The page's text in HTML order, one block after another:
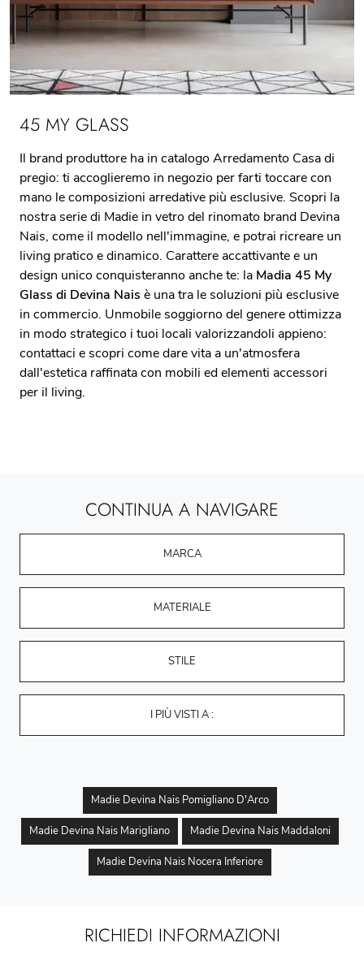
45 MY GLASS
Il brand produttore ha in catalogo Arredamento Casa di
pregio: ti accoglieremo in negozio per farti toccare con
mano le composizioni arredative più esclusive. Scopri la
nostra serie di Madie in vetro del rinomato brand Devina
Nais, come il modello nell'immagine, e potrai ricreare un
living pratico e dinamico. Carattere accattivante e un
design unico conquisteranno anche te: la Madia 45 My
Glass di Devina Nais è una tra le soluzioni più esclusive
in commercio. Unmobile soggiorno del genere ottimizza
in modo strategico i tuoi locali valorizzandoli appieno:
contattaci e scopri come dare vita a un'atmosfera
dall'estetica raffinata con mobili ed elementi accessori
per il living.
CONTINUA A NAVIGARE
MARCA
MATERIALE
STILE
I PIÙ VISTI A :
Madie Devina Nais Pomigliano D'Arco
Madie Devina Nais Marigliano Madie Devina Nais Maddaloni
Madie Devina Nais Nocera Inferiore
RICHIEDI INFORMAZIONI